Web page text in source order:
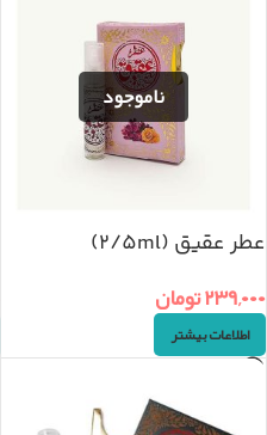
عطر عقیق (2/5ml)
۲۳۹,۰۰۰تومان
اطلاعات بیشتر